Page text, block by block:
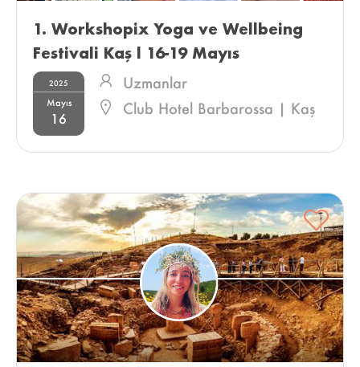
1. Workshopix Yoga ve Wellbeing
Festivali Kaş l 16-19 Mayıs
2025
Mayıs
16
Uzmanlar
Club Hotel Barbarossa | Kaş